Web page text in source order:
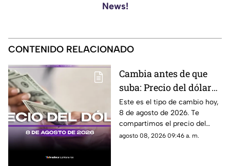
News!
CONTENIDO RELACIONADO
Cambia antes de que
suba: Precio del dólar
estadounidense HOY,
sábado 8 de agosto de
2026, en Cancún
Este es el tipo de cambio hoy,
8 de agosto de 2026. Te
compartimos el precio del
dólar hoy en Cancún, así como
agosto 08, 2026 09:46 a. m.